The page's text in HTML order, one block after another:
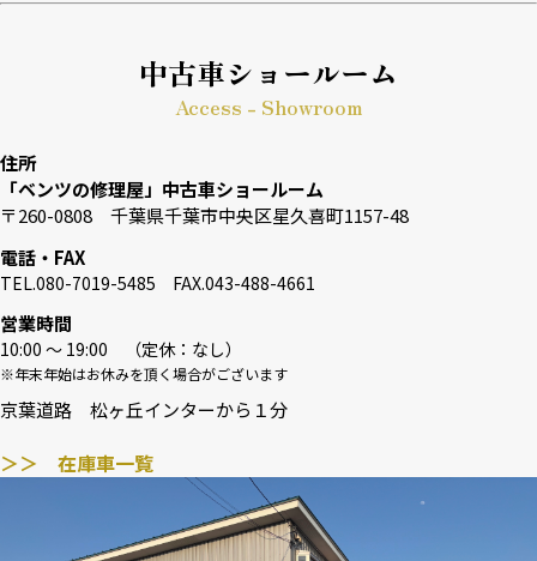
中古車ショールーム
Access - Showroom
住所
「ベンツの修理屋」中古車ショールーム
〒260-0808 千葉県千葉市中央区星久喜町1157-48
電話・FAX
TEL.080-7019-5485 FAX.043-488-4661
営業時間
10:00 〜 19:00 （定休：なし）
※年末年始はお休みを頂く場合がございます
京葉道路 松ヶ丘インターから１分
＞＞ 在庫車一覧